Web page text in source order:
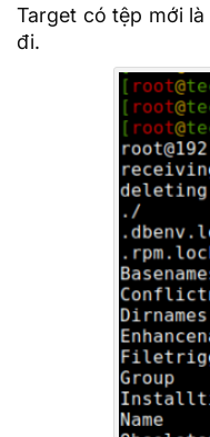
Target có tệp mới là
đi.